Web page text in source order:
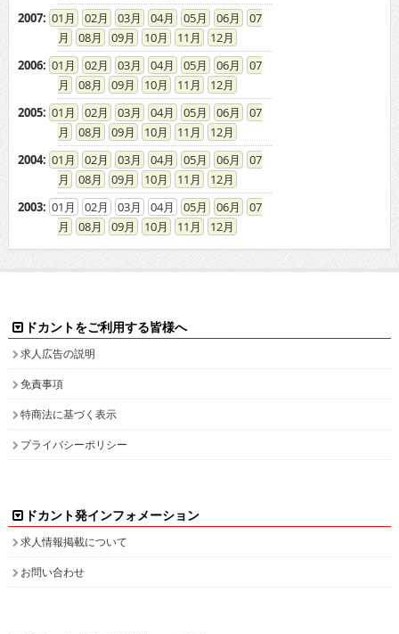
2007: 01 02 03 04 05 06
07
08
09 10 11
12
2006: 01 02 03 04 05 06
07
08
09 10 11
12
2005: 01 02 03 04 05 06
07
08
09 10 11
12
2004: 01 02 03 04 05 06
07
08
09 10 11
12
2003: 01 02 03 04 05 06
07
08
09 10 11 12
ドカントをご利用する皆様へ
求人広告の説明
免責事項
特商法に基づく表示
プライバシーポリシー
ドカント発インフォメーション
求人情報掲載について
お問い合わせ